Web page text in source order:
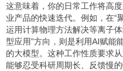
这意味着，你的日常工作将高
业产品的快速迭代。例如，在“
运用计算物理方法解决等离子
型应用”方向，则是利用AI赋能
的大模型。这种工作性质要求
能够忍受科研周期长、反馈慢